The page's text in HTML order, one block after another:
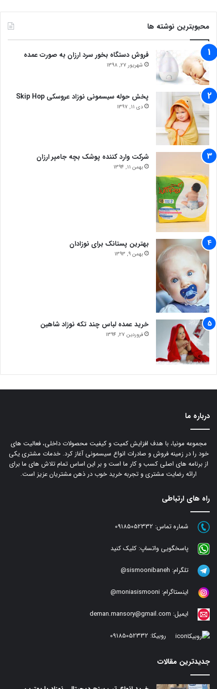
محبوبترین نوشته ها
فروش دستگاه بخور سرد ارزان به صورت عمده
شهریور 27, 1398
پخش حوله سیسمونی نوزاد عروسکی Skip Hop
دی 11, 1397
شرکت وارد کننده پوشک بچه جامپر ارزان
بهمن 11, 1394
بهترین پستانک برای نوزادان
بهمن 9, 1393
خرید عمده لباس چند تکه نوزاد شاهین
فروردین 27, 1394
درباره ما
مجموعه مونیا، با هدف افزایش کمیت و کیفیت محصولات داخلی، فعالیت های
خود را در زمینه فروش و صادرات انواع سیسمونی آغاز کرد. خدمات مشتری یکی
از برنامه های اصلی کسب و کار ما است و بر این اساس تمام تلاش های ما برای
ارائه رضایت مشتری و تجربه خرید خوب در ذهن مشتریان عزیز است.
راه های ارتباطی
شماره تماس: 09185052332
پاسخگویی واتساپ: کلیک کنید
تلگرام: sismoonibaneh@
اینستاگرام: moniasismooni@
ایمیل: deman.mansory@gmail.com
روبیکا: 09185052332
جدیدترین مقالات